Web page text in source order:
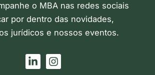
o MBA nas redes sociais
por dentro das novidades,
jurídicos e nossos eventos.
L
i
I
n